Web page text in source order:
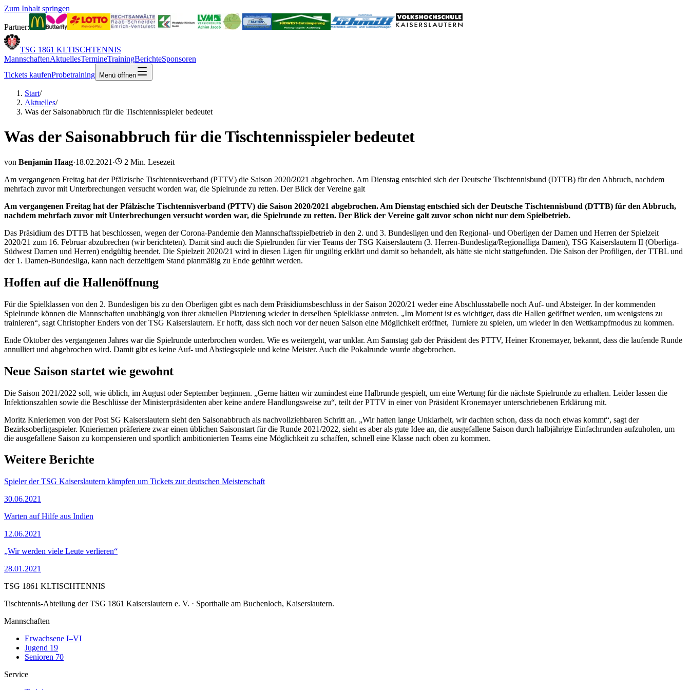
Zum Inhalt springen
Partner:
TSG 1861 KLTISCHTENNIS
MannschaftenAktuellesTermineTrainingBerichteSponsoren
Tickets kaufenProbetraining Menü öffnen
Start/
Aktuelles/
Was der Saisonabbruch für die Tischtennisspieler bedeutet
Was der Saisonabbruch für die Tischtennisspieler bedeutet
von Benjamin Haag·18.02.2021 · 2 Min. Lesezeit
Am vergangenen Freitag hat der Pfälzische Tischtennisverband (PTTV) die Saison 2020/2021 abgebrochen. Am Dienstag entschied sich der Deutsche Tischtennisbund (DTTB) für den Abbruch, nachdem
mehrfach zuvor mit Unterbrechungen versucht worden war, die Spielrunde zu retten. Der Blick der Vereine galt
Am vergangenen Freitag hat der Pfälzische Tischtennisverband (PTTV) die Saison 2020/2021 abgebrochen. Am Dienstag entschied sich der Deutsche Tischtennisbund (DTTB) für den Abbruch,
nachdem mehrfach zuvor mit Unterbrechungen versucht worden war, die Spielrunde zu retten. Der Blick der Vereine galt zuvor schon nicht nur dem Spielbetrieb.
Das Präsidium des DTTB hat beschlossen, wegen der Corona-Pandemie den Mannschaftsspielbetrieb in den 2. und 3. Bundesligen und den Regional- und Oberligen der Damen und Herren der Spielzeit
2020/21 zum 16. Februar abzubrechen (wir berichteten). Damit sind auch die Spielrunden für vier Teams der TSG Kaiserslautern (3. Herren-Bundesliga/Regionalliga Damen), TSG Kaiserslautern II (Oberliga-
Südwest Damen und Herren) endgültig beendet. Die Spielzeit 2020/21 wird in diesen Ligen für ungültig erklärt und damit so behandelt, als hätte sie nicht stattgefunden. Die Saison der Profiligen, der TTBL und
der 1. Damen-Bundesliga, kann nach derzeitigem Stand planmäßig zu Ende geführt werden.
Hoffen auf die Hallenöffnung
Für die Spielklassen von den 2. Bundesligen bis zu den Oberligen gibt es nach dem Präsidiumsbeschluss in der Saison 2020/21 weder eine Abschlusstabelle noch Auf- und Absteiger. In der kommenden
Spielrunde können die Mannschaften unabhängig von ihrer aktuellen Platzierung wieder in derselben Spielklasse antreten. „Im Moment ist es wichtiger, dass die Hallen geöffnet werden, um wenigstens zu
trainieren“, sagt Christopher Enders von der TSG Kaiserslautern. Er hofft, dass sich noch vor der neuen Saison eine Möglichkeit eröffnet, Turniere zu spielen, um wieder in den Wettkampfmodus zu kommen.
Ende Oktober des vergangenen Jahres war die Spielrunde unterbrochen worden. Wie es weitergeht, war unklar. Am Samstag gab der Präsident des PTTV, Heiner Kronemayer, bekannt, dass die laufende Runde
annulliert und abgebrochen wird. Damit gibt es keine Auf- und Abstiegsspiele und keine Meister. Auch die Pokalrunde wurde abgebrochen.
Neue Saison startet wie gewohnt
Die Saison 2021/2022 soll, wie üblich, im August oder September beginnen. „Gerne hätten wir zumindest eine Halbrunde gespielt, um eine Wertung für die nächste Spielrunde zu erhalten. Leider lassen die
Infektionszahlen sowie die Beschlüsse der Ministerpräsidenten aber keine andere Handlungsweise zu“, teilt der PTTV in einer von Präsident Kronemayer unterschriebenen Erklärung mit.
Moritz Knieriemen von der Post SG Kaiserslautern sieht den Saisonabbruch als nachvollziehbaren Schritt an. „Wir hatten lange Unklarheit, wir dachten schon, dass da noch etwas kommt“, sagt der
Bezirksoberligaspieler. Knieriemen präferiere zwar einen üblichen Saisonstart für die Runde 2021/2022, sieht es aber als gute Idee an, die ausgefallene Saison durch halbjährige Einfachrunden aufzuholen, um
die ausgefallene Saison zu kompensieren und sportlich ambitionierten Teams eine Möglichkeit zu schaffen, schnell eine Klasse nach oben zu kommen.
Weitere Berichte
Spieler der TSG Kaiserslautern kämpfen um Tickets zur deutschen Meisterschaft
30.06.2021
Warten auf Hilfe aus Indien
12.06.2021
„Wir werden viele Leute verlieren“
28.01.2021
TSG 1861 KLTISCHTENNIS
Tischtennis-Abteilung derTSG 1861 Kaiserslautern e. V. · Sporthalle am Buchenloch, Kaiserslautern.
Mannschaften
Erwachsene I–VI
Jugend 19
Senioren 70
Service